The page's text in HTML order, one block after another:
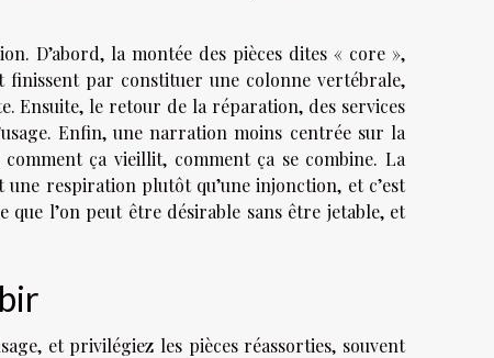
D’abord, la montée des pièces dites « core »,
finissent par constituer une colonne vertébrale,
Ensuite, le retour de la réparation, des services
Enfin, une narration moins centrée sur la
ça vieillit, comment ça se combine. La
respiration plutôt qu’une injonction, et c’est
que l’on peut être désirable sans être jetable, et
et privilégiez les pièces réassorties, souvent